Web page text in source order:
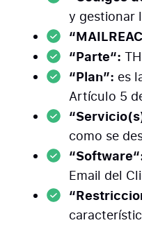
y gestionar
“Parte“:
“Plan”: es
Artículo 5
como se
Email del